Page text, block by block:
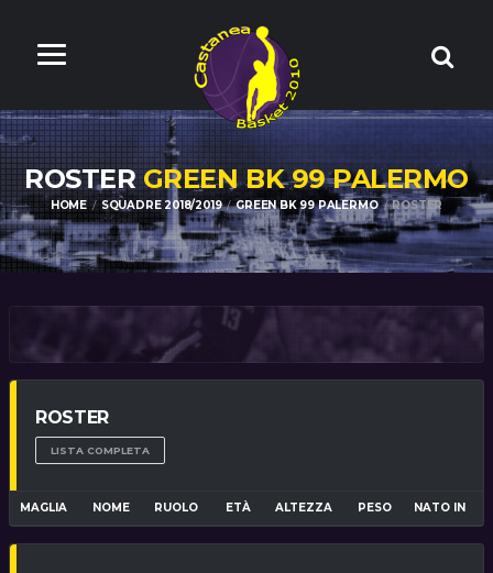
ROSTERGREEN BK 99 PALERMO
HOME SQUADRE 2018/2019 GREEN BK 99 PALERMO ROSTER
ROSTER
LISTA COMPLETA
MAGLIA NOME RUOLO ETÀ ALTEZZA PESO NATO IN